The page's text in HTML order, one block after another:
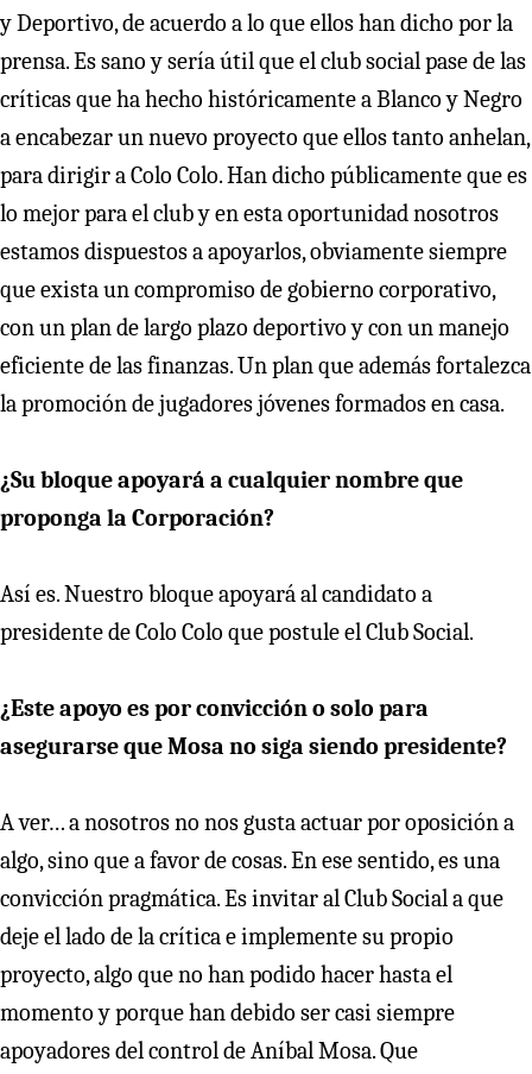
y Deportivo, de acuerdo a lo que ellos han dicho por la
prensa. Es sano y sería útil que el club social pase de las
críticas que ha hecho históricamente a Blanco y Negro
a encabezar un nuevo proyecto que ellos tanto anhelan,
para dirigir a Colo Colo. Han dicho públicamente que es
lo mejor para el club y en esta oportunidad nosotros
estamos dispuestos a apoyarlos, obviamente siempre
que exista un compromiso de gobierno corporativo,
con un plan de largo plazo deportivo y con un manejo
eficiente de las finanzas. Un plan que además fortalezca
la promoción de jugadores jóvenes formados en casa.
¿Su bloque apoyará a cualquier nombre que
proponga la Corporación?
Así es. Nuestro bloque apoyará al candidato a
presidente de Colo Colo que postule el Club Social.
¿Este apoyo es por convicción o solo para
asegurarse que Mosa no siga siendo presidente?
A ver… a nosotros no nos gusta actuar por oposición a
algo, sino que a favor de cosas. En ese sentido, es una
convicción pragmática. Es invitar al Club Social a que
deje el lado de la crítica e implemente su propio
proyecto, algo que no han podido hacer hasta el
momento y porque han debido ser casi siempre
apoyadores del control de Aníbal Mosa. Que